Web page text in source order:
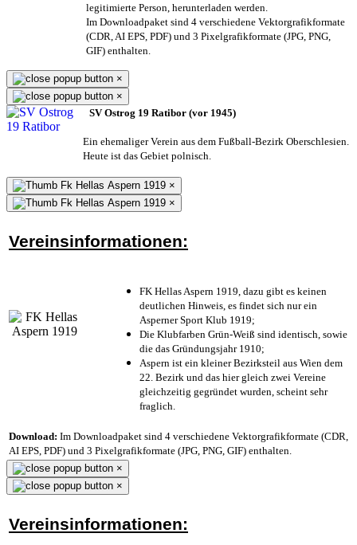
legitimierte Person, herunterladen werden.
Im Downloadpaket sind 4 verschiedene Vektorgrafikformate
(CDR, AI EPS, PDF) und 3 Pixelgrafikformate (JPG, PNG,
GIF) enthalten.
×
×
SV Ostrog 19 Ratibor (vor 1945)
Ein ehemaliger Verein aus dem Fußball-Bezirk Oberschlesien.
Heute ist das Gebiet polnisch.
×
×
Vereinsinformationen:
FK Hellas Aspern 1919, dazu gibt es keinen
deutlichen Hinweis, es findet sich nur ein
Asperner Sport Klub 1919;
Die Klubfarben Grün-Weiß sind identisch, sowie
die das Gründungsjahr 1910;
Aspern ist ein kleiner Bezirksteil aus Wien dem
22. Bezirk und das hier gleich zwei Vereine
gleichzeitig gegründet wurden, scheint sehr
fraglich.
Download: Im Downloadpaket sind 4 verschiedene Vektorgrafikformate (CDR,
AI EPS, PDF) und 3 Pixelgrafikformate (JPG, PNG, GIF) enthalten.
×
×
Vereinsinformationen: